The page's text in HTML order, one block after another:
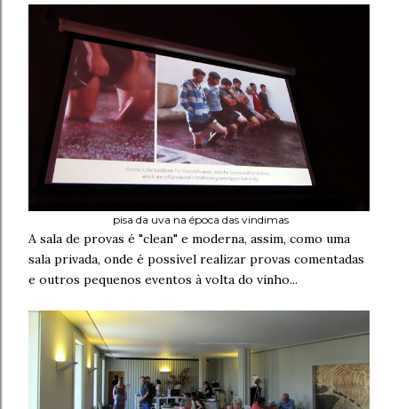
pisa da uva na época das vindimas
A sala de provas é "clean" e moderna, assim, como uma
sala privada, onde é possível realizar provas comentadas
e outros pequenos eventos à volta do vinho...